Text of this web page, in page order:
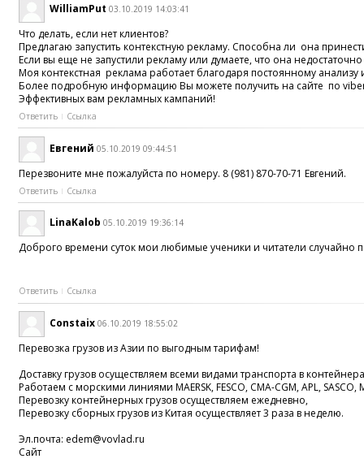
WilliamPut 03.10.2019 14:03:41
Что делать, если нет клиентов?
Предлагаю запустить контекстную рекламу. Способна ли она
Если вы еще не запустили рекламу или думаете, что она
Моя контекстная реклама работает благодаря постоянному
Более подробную информацию Вы можете получить на сайте по
Эффективных вам рекламных кампаний!
Ответить Ссылка
Евгений 05.10.2019 09:44:51
Перезвоните мне пожалуйста по номеру. 8 (981) 870-70-71 Евгений.
Ответить Ссылка
LinaKalob 05.10.2019 19:36:14
Доброго времени суток мои любимые ученики и читатели случайно
Ответить Ссылка
Constaix 06.10.2019 18:55:02
Перевозка грузов из Азии по выгодным тарифам!
Доставку грузов осуществляем всеми видами транспорта в
Работаем с морскими линиями MAERSK, FESCO, CMA-CGM, APL, SASCO,
Перевозку контейнерных грузов осуществляем ежедневно,
Перевозку сборных грузов из Китая осуществляет 3 раза в неделю.
Эл.почта: edem@vovlad.ru
Cайт